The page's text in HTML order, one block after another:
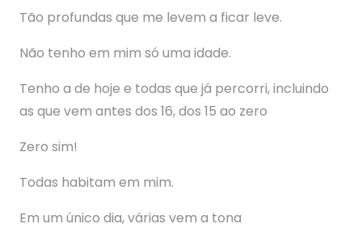
Tão profundas que me levem a ficar leve.
Não tenho em mim só uma idade.
Tenho a de hoje e todas que já percorri, incluindo
as que vem antes dos 16, dos 15 ao zero
Zero sim!
Todas habitam em mim.
Em um único dia, várias vem a tona